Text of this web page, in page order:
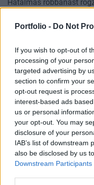
Portfolio - Do Not
If you wish to opt-out of
processing of your
targeted advertising by
section to confirm your
opt-out request is
interest-based ads
us or personal
your opt-out. You may
disclosure of your
IAB’s list of downstream
also be disclosed by us
Downstream Participants
többek közt
Magyarország nem
külgazdasági- és
orosz tüzérség tüzet
rengeteg a civil
A legfontosabb
kapcsolatbanezen a
Hatalmas robbanást
2022. február 28. 11:35 |
Ukrán
győzhet Ukrajna?